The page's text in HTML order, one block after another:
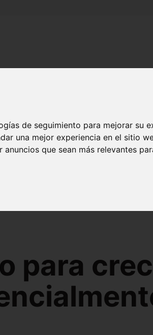
de seguimiento para mejorar su
una mejor experiencia en el sitio
anuncios que sean más relevantes
para